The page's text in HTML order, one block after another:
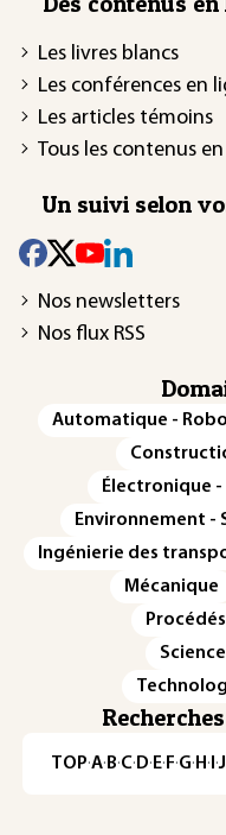
Les livres blancs
Les conférences en
Les articles témoins
Tous les contenus
Un suivi selon
Nos newsletters
Nos flux RSS
Automatique -
Électronique
Environnement -
Ingénierie des
Mécanique
TOP·A·B·C· D· E· F·G· H · ·J